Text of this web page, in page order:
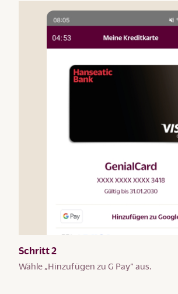
Schritt 2
Wähle „Hinzufügen zu G Pay” aus.